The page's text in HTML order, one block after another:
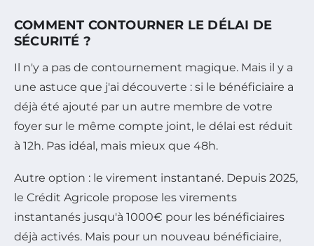
COMMENT CONTOURNER LE DÉLAI DE
SÉCURITÉ ?
Il n'y a pas de contournement magique. Mais il y a
une astuce que j'ai découverte : si le bénéficiaire a
déjà été ajouté par un autre membre de votre
foyer sur le même compte joint, le délai est réduit
à 12h. Pas idéal, mais mieux que 48h.
Autre option : le virement instantané. Depuis 2025,
le Crédit Agricole propose les virements
instantanés jusqu'à 1000€ pour les bénéficiaires
déjà activés. Mais pour un nouveau bénéficiaire,